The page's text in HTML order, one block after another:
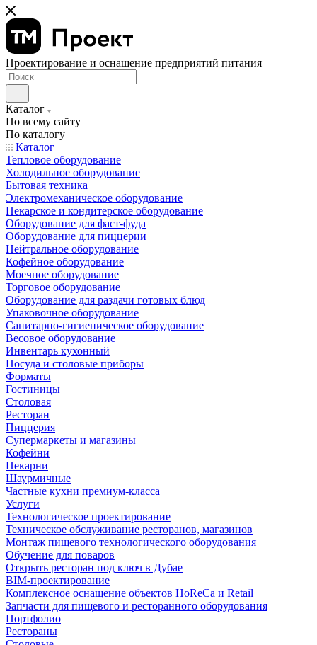
Проектирование и оснащение предприятий питания
Каталог
По всему сайту
По каталогу
Каталог
Тепловое оборудование
Холодильное оборудование
Бытовая техника
Электромеханическое оборудование
Пекарское и кондитерское оборудование
Оборудование для фаст-фуда
Оборудование для пиццерии
Нейтральное оборудование
Кофейное оборудование
Моечное оборудование
Торговое оборудование
Оборудование для раздачи готовых блюд
Упаковочное оборудование
Санитарно-гигиеническое оборудование
Весовое оборудование
Инвентарь кухонный
Посуда и столовые приборы
Форматы
Гостиницы
Столовая
Ресторан
Пиццерия
Супермаркеты и магазины
Кофейни
Пекарни
Шаурмичные
Частные кухни премиум-класса
Услуги
Технологическое проектирование
Техническое обслуживание ресторанов, магазинов
Монтаж пищевого технологического оборудования
Обучение для поваров
Открыть ресторан под ключ в Дубае
BIM-проектирование
Комплексное оснащение объектов HoReCa и Retail
Запчасти для пищевого и ресторанного оборудования
Портфолио
Рестораны